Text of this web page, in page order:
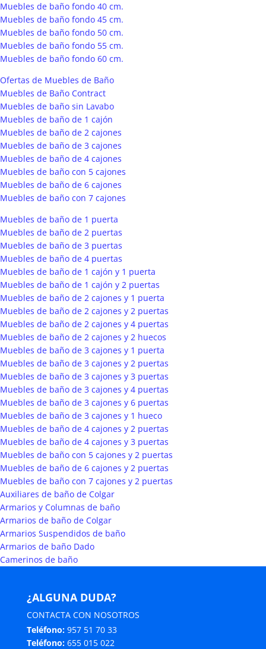
Muebles de baño fondo 40 cm.
Muebles de baño fondo 45 cm.
Muebles de baño fondo 50 cm.
Muebles de baño fondo 55 cm.
Muebles de baño fondo 60 cm.
Ofertas de Muebles de Baño
Muebles de Baño Contract
Muebles de baño sin Lavabo
Muebles de baño de 1 cajón
Muebles de baño de 2 cajones
Muebles de baño de 3 cajones
Muebles de baño de 4 cajones
Muebles de baño con 5 cajones
Muebles de baño de 6 cajones
Muebles de baño con 7 cajones
Muebles de baño de 1 puerta
Muebles de baño de 2 puertas
Muebles de baño de 3 puertas
Muebles de baño de 4 puertas
Muebles de baño de 1 cajón y 1 puerta
Muebles de baño de 1 cajón y 2 puertas
Muebles de baño de 2 cajones y 1 puerta
Muebles de baño de 2 cajones y 2 puertas
Muebles de baño de 2 cajones y 4 puertas
Muebles de baño de 2 cajones y 2 huecos
Muebles de baño de 3 cajones y 1 puerta
Muebles de baño de 3 cajones y 2 puertas
Muebles de baño de 3 cajones y 3 puertas
Muebles de baño de 3 cajones y 4 puertas
Muebles de baño de 3 cajones y 6 puertas
Muebles de baño de 3 cajones y 1 hueco
Muebles de baño de 4 cajones y 2 puertas
Muebles de baño de 4 cajones y 3 puertas
Muebles de baño con 5 cajones y 2 puertas
Muebles de baño de 6 cajones y 2 puertas
Muebles de baño con 7 cajones y 2 puertas
Auxiliares de baño de Colgar
Armarios y Columnas de baño
Armarios de baño de Colgar
Armarios Suspendidos de baño
Armarios de baño Dado
Camerinos de baño
¿ALGUNA DUDA?
CONTACTA CON NOSOTROS
Teléfono: 957 51 70 33
Teléfono: 655 015 022